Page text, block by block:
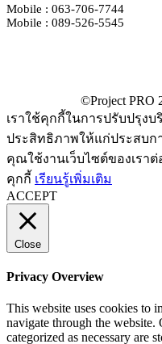
Mobile : 063-706-7744
Mobile : 089-526-5545
เราใช้คุกกี้ในการปรับปรุงบ
ประสิทธิภาพให้แก่ประสบ
คุณใช้งานเว็บไซต์ของเรา
คุกกี้ เรียนรู้เพิ่มเติม
ACCEPT
Close
Privacy Overview
This website uses cookies to
navigate through the website.
categorized as necessary are